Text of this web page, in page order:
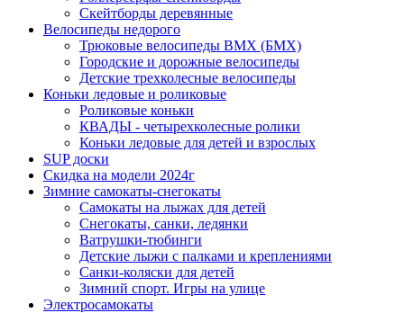
Скейтборды деревянные
Велосипеды недорого
Трюковые велосипеды BMX (БМХ)
Городские и дорожные велосипеды
Детские трехколесные велосипеды
Коньки ледовые и роликовые
Роликовые коньки
КВАДЫ - четырехколесные ролики
Коньки ледовые для детей и взрослых
SUP доски
Скидка на модели 2024г
Зимние самокаты-снегокаты
Самокаты на лыжах для детей
Снегокаты, санки, ледянки
Ватрушки-тюбинги
Детские лыжи с палками и креплениями
Санки-коляски для детей
Зимний спорт. Игры на улице
Электросамокаты